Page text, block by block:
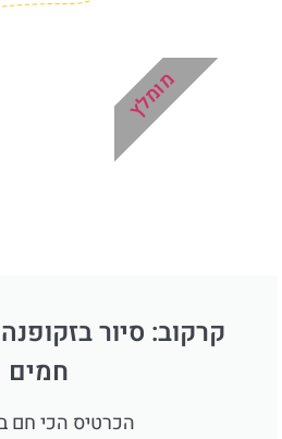
קרקוב: סיור
חמים
הכרטיס הכי חם
מומלץ